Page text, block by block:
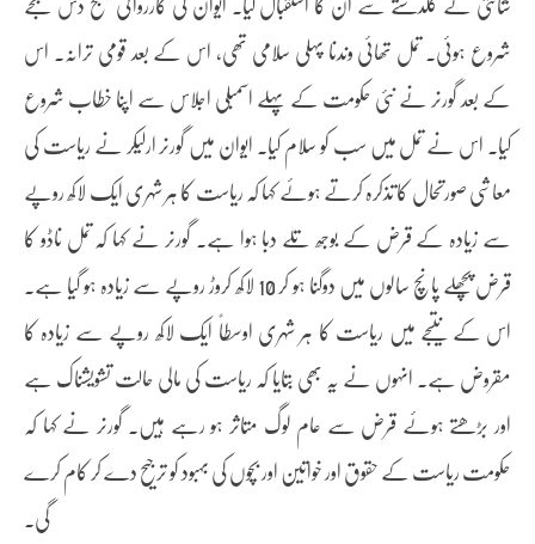
شروع ہوئی۔ تمل تھائی وندنا پہلی سلامی تھی، اس کے بعد قومی ترانہ۔ اس
کے بعد گورنر نے نئی حکومت کے پہلے اسمبلی اجلاس سے اپنا خطاب شروع
کیا۔ اس نے تمل میں سب کو سلام کیا۔ ایوان میں گورنر ارلیکر نے ریاست کی
معاشی صورتحال کا تذکرہ کرتے ہوئے کہا کہ ریاست کا ہر شہری ایک لاکھ روپے
سے زیادہ کے قرض کے بوجھ تلے دبا ہوا ہے۔ گورنر نے کہا کہ تمل ناڈو کا
قرض پچھلے پانچ سالوں میں دوگنا ہو کر 10 لاکھ کروڑ روپے سے زیادہ ہو گیا ہے۔
اس کے نتیجے میں ریاست کا ہر شہری اوسطاً ایک لاکھ روپے سے زیادہ کا
مقروض ہے۔ انہوں نے یہ بھی بتایا کہ ریاست کی مالی حالت تشویشناک ہے
اور بڑھتے ہوئے قرض سے عام لوگ متاثر ہو رہے ہیں۔ گورنر نے کہا کہ
حکومت ریاست کے حقوق اور خواتین اور بچوں کی بہبود کو ترجیح دے کر کام کرے
گی۔